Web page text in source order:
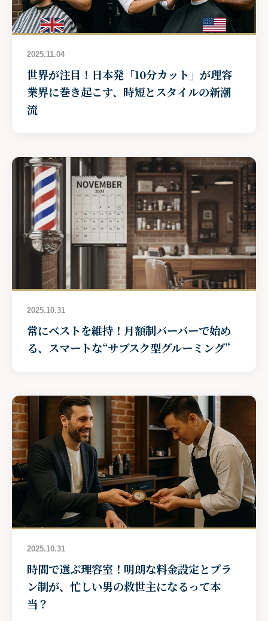
2025.11.04
世界が注目！日本発「10分カット」が理容
業界に巻き起こす、時短とスタイルの新潮
流
2025.10.31
常にベストを維持！月額制バーバーで始め
る、スマートな“サブスク型グルーミング”
2025.10.31
時間で選ぶ理容室！明朗な料金設定とプラ
ン制が、忙しい男の救世主になるって本
当？